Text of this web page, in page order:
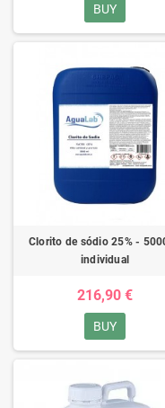
BUY
Clorito de sódio 25% -
individual
216,90 €
BUY